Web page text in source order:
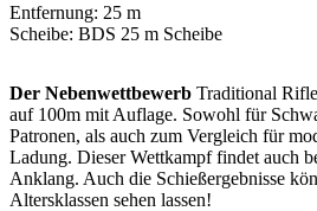
Entfernung: 25 m
Scheibe: BDS 25 m Scheibe
Der Nebenwettbewerb Traditional
auf 100m mit Auflage. Sowohl für
Patronen, als auch zum Vergleich für
Ladung. Dieser Wettkampf findet auch
Anklang. Auch die Schießergebnisse
Altersklassen sehen lassen!